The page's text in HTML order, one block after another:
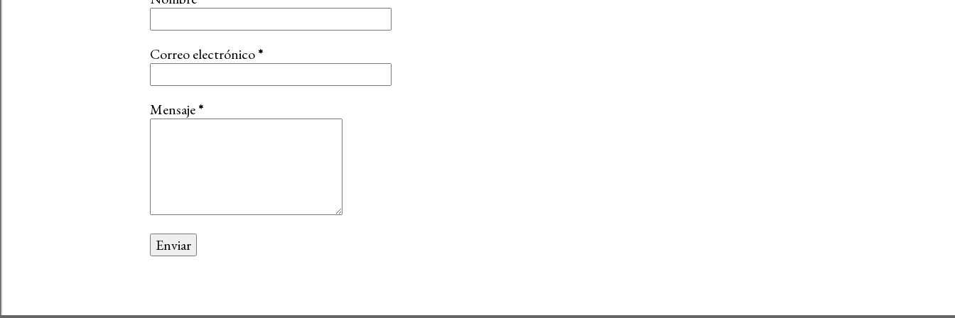
Correo electrónico*
Mensaje*